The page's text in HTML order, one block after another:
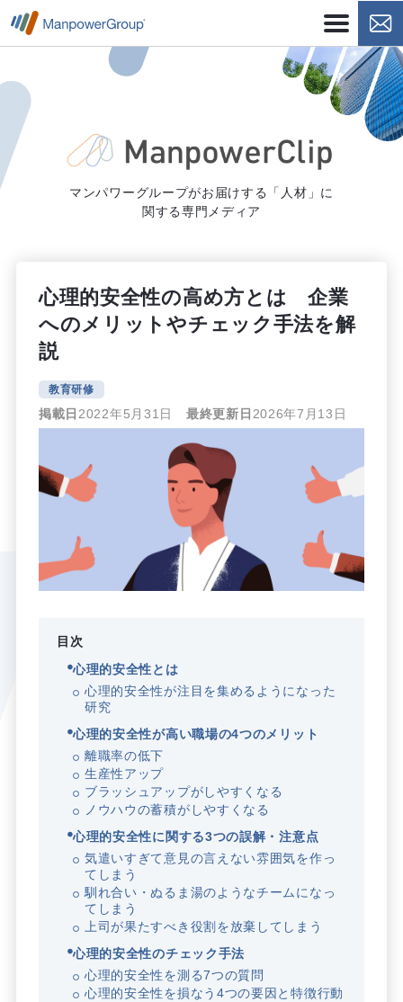
マンパワーグループがお届けする「人材」に
関する専門メディア
心理的安全性の高め方とは 企業
へのメリットやチェック手法を解
説
教育研修
掲載日 2022年5月31日 最終更新日 2026年7月13日
目次
心理的安全性とは
心理的安全性が注目を集めるようになった
研究
心理的安全性が高い職場の4つのメリット
離職率の低下
生産性アップ
ブラッシュアップがしやすくなる
ノウハウの蓄積がしやすくなる
心理的安全性に関する3つの誤解・注意点
気遣いすぎて意見の言えない雰囲気を作っ
てしまう
馴れ合い・ぬるま湯のようなチームになっ
てしまう
上司が果たすべき役割を放棄してしまう
心理的安全性のチェック手法
心理的安全性を測る7つの質問
心理的安全性を損なう4つの要因と特徴行動